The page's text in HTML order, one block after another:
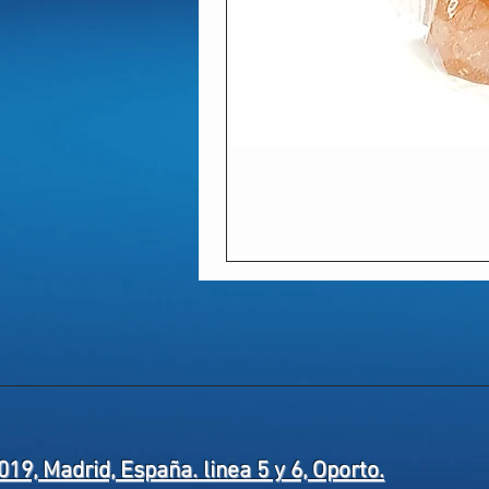
Madrid, España. linea 5 y 6, Oporto.